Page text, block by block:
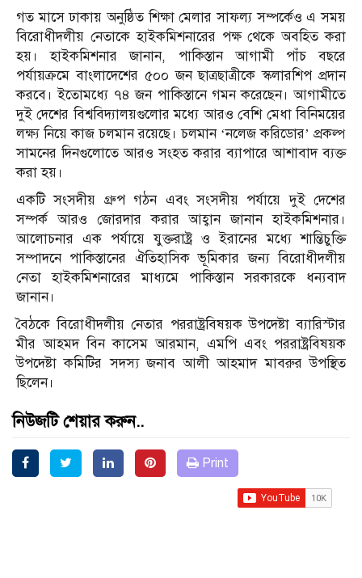
গত মাসে ঢাকায় অনুষ্ঠিত শিক্ষা মেলার সাফল্য সম্পর্কেও এ সময়
বিরোধীদলীয় নেতাকে হাইকমিশনারের পক্ষ থেকে অবহিত করা
হয়। হাইকমিশনার জানান, পাকিস্তান আগামী পাঁচ বছরে
পর্যায়ক্রমে বাংলাদেশের ৫০০ জন ছাত্রছাত্রীকে স্কলারশিপ প্রদান
করবে। ইতোমধ্যে ৭৪ জন পাকিস্তানে গমন করেছেন। আগামীতে
দুই দেশের বিশ্ববিদ্যালয়গুলোর মধ্যে আরও বেশি মেধা বিনিময়ের
লক্ষ্য নিয়ে কাজ চলমান রয়েছে। চলমান ‘নলেজ করিডোর’ প্রকল্প
সামনের দিনগুলোতে আরও সংহত করার ব্যাপারে আশাবাদ ব্যক্ত
করা হয়।
একটি সংসদীয় গ্রুপ গঠন এবং সংসদীয় পর্যায়ে দুই দেশের
সম্পর্ক আরও জোরদার করার আহ্বান জানান হাইকমিশনার।
আলোচনার এক পর্যায়ে যুক্তরাষ্ট্র ও ইরানের মধ্যে শান্তিচুক্তি
সম্পাদনে পাকিস্তানের ঐতিহাসিক ভূমিকার জন্য বিরোধীদলীয়
নেতা হাইকমিশনারের মাধ্যমে পাকিস্তান সরকারকে ধন্যবাদ
জানান।
বৈঠকে বিরোধীদলীয় নেতার পররাষ্ট্রবিষয়ক উপদেষ্টা ব্যারিস্টার
মীর আহমদ বিন কাসেম আরমান, এমপি এবং পররাষ্ট্রবিষয়ক
উপদেষ্টা কমিটির সদস্য জনাব আলী আহমাদ মাবরুর উপস্থিত
ছিলেন।
নিউজটি শেয়ার করুন..
Print